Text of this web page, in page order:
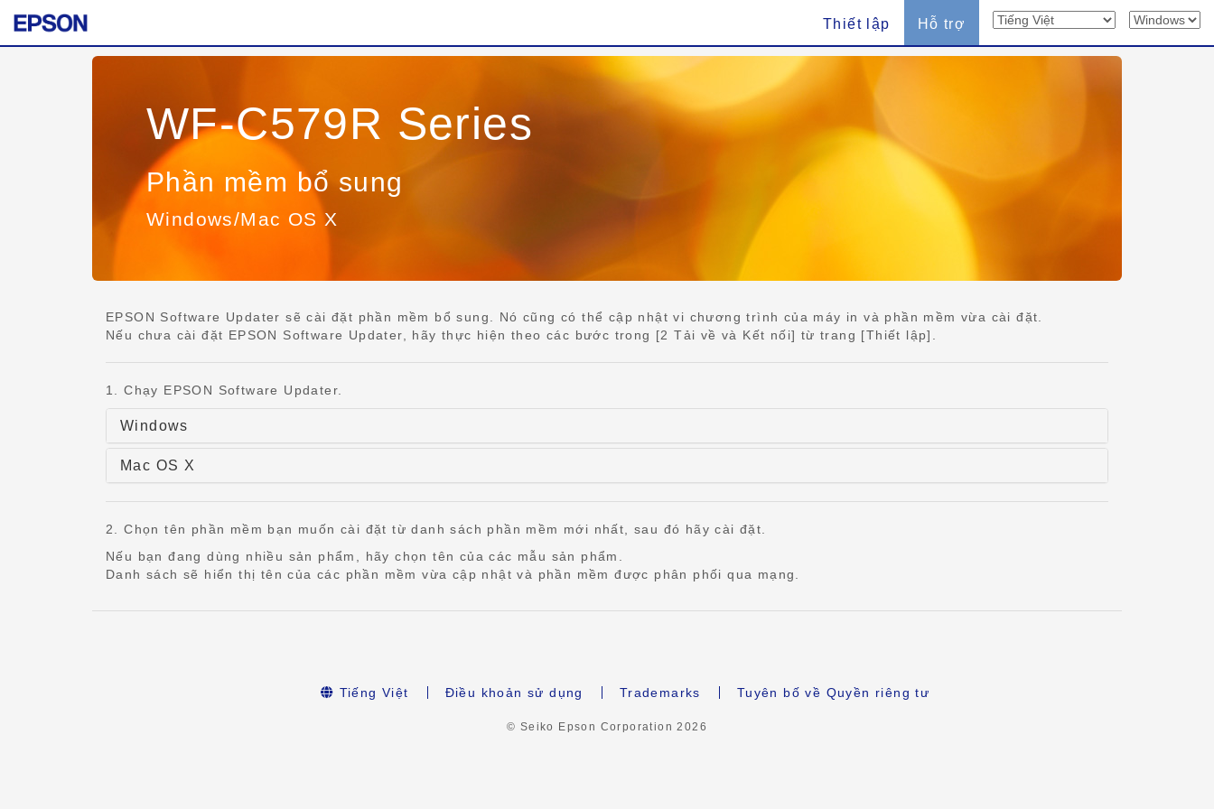
Thiết lập Hỗ trợ
WF-C579R Series
Phần mềm bổ sung
Windows/Mac OS X
EPSON Software Updater sẽ cài đặt phần mềm bổ sung. Nó cũng có thể cập nhật vi chương trình của máy in và phần mềm vừa cài đặt.
Nếu chưa cài đặt EPSON Software Updater, hãy thực hiện theo các bước trong [2 Tải về và Kết nối] từ trang [Thiết lập].
1. Chạy EPSON Software Updater.
Windows
Mac OS X
2. Chọn tên phần mềm bạn muốn cài đặt từ danh sách phần mềm mới nhất, sau đó hãy cài đặt.
Nếu bạn đang dùng nhiều sản phẩm, hãy chọn tên của các mẫu sản phẩm.
Danh sách sẽ hiển thị tên của các phần mềm vừa cập nhật và phần mềm được phân phối qua mạng.
Tiếng Việt Điều khoản sử dụng Trademarks Tuyên bố về Quyền riêng tư
© Seiko Epson Corporation2026